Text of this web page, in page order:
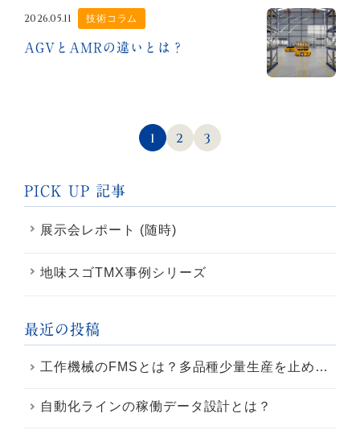
2026.05.11 技術コラム
AGVとAMRの違いとは？
1 2 3
PICK UP 記事
展示会レポート (随時)
地味スゴTMX事例シリーズ
最近の投稿
工作機械のFMSとは？多品種少量生産を止めにくくするライン設計の考え方
自動化ラインの稼働データ設計とは？